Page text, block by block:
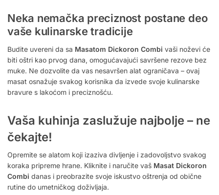
Neka nemačka preciznost postane deo
vaše kulinarske tradicije
Budite uvereni da sa Masatom Dickoron Combi vaši noževi će
biti oštri kao prvog dana, omogućavajući savršene rezove bez
muke. Ne dozvolite da vas nesavršen alat ograničava – ovaj
masat osnažuje svakog korisnika da izvede svoje kulinarske
bravure s lakoćom i preciznošću.
Vaša kuhinja zaslužuje najbolje – ne
čekajte!
Opremite se alatom koji izaziva divljenje i zadovoljstvo svakog
koraka pripreme hrane. Kliknite i naručite vaš Masat Dickoron
Combi danas i preobrazite svoje iskustvo oštrenja od obične
rutine do umetničkog doživljaja.